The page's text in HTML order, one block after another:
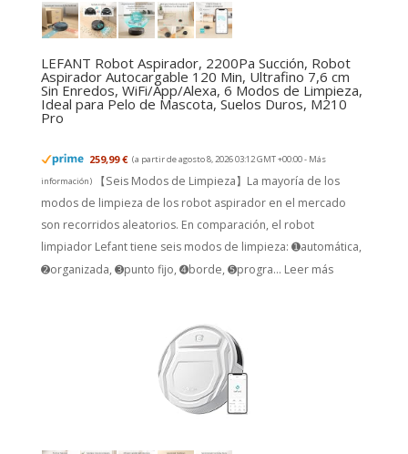
LEFANT Robot Aspirador, 2200Pa Succión, Robot
Aspirador Autocargable 120 Min, Ultrafino 7,6 cm
Sin Enredos, WiFi/App/Alexa, 6 Modos de Limpieza,
Ideal para Pelo de Mascota, Suelos Duros, M210
Pro
259,99 € (a partir de agosto 8, 2026 03:12 GMT +00:00 - Más
información)
【Seis Modos de Limpieza】La mayoría de los
modos de limpieza de los robot aspirador en el mercado
son recorridos aleatorios. En comparación, el robot
limpiador Lefant tiene seis modos de limpieza: ➊automática,
➋organizada, ➌punto fijo, ➍borde, ➎progra... Leer más